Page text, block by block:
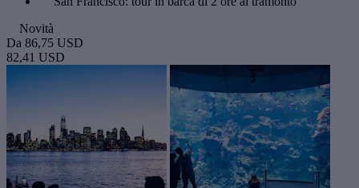
Novità
Da 86,75 USD
82,41 USD